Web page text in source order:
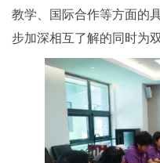
教学、国际合作等方面的
步加深相互了解的同时为